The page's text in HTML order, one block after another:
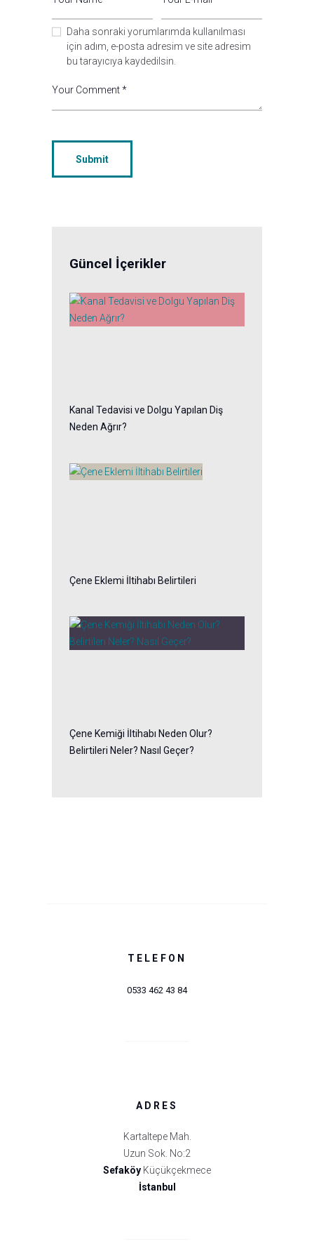
Daha sonraki yorumlarımda kullanılması
için adım, e-posta adresim ve site adresim
bu tarayıcıya kaydedilsin.
Güncel İçerikler
Kanal Tedavisi ve Dolgu Yapılan Diş
Neden Ağrır?
Çene Eklemi İltihabı Belirtileri
Çene Kemiği İltihabı Neden Olur?
Belirtileri Neler? Nasıl Geçer?
TELEFON
0533 462 43 84
ADRES
Kartaltepe Mah.
Uzun Sok. No:2
Sefaköy Küçükçekmece
İstanbul